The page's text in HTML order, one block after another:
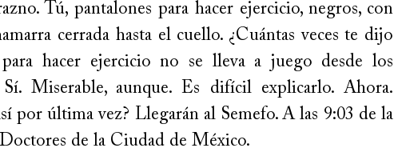
Tú, pantalones para hacer ejercicio, negros, con
cerrada hasta el cuello. ¿Cuántas veces te dijo
hacer ejercicio no se lleva a juego desde los
Sí. Miserable, aunque. Es difícil explicarlo. Ahora.
por última vez? Llegarán al Semefo. A las 9:03 de la
de la Ciudad de México.